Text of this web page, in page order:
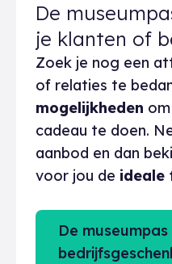
De
je klanten of
Zoek je nog een
of relaties te
mogelijkheden
cadeau te doen.
aanbod en dan
voor jou de ideale
De